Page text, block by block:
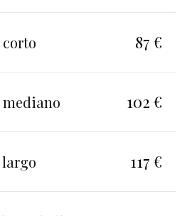
87 €
102 €
117 €